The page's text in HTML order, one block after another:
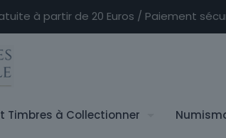
à partir de 20 Euros / Paiement
Timbres à Collectionner